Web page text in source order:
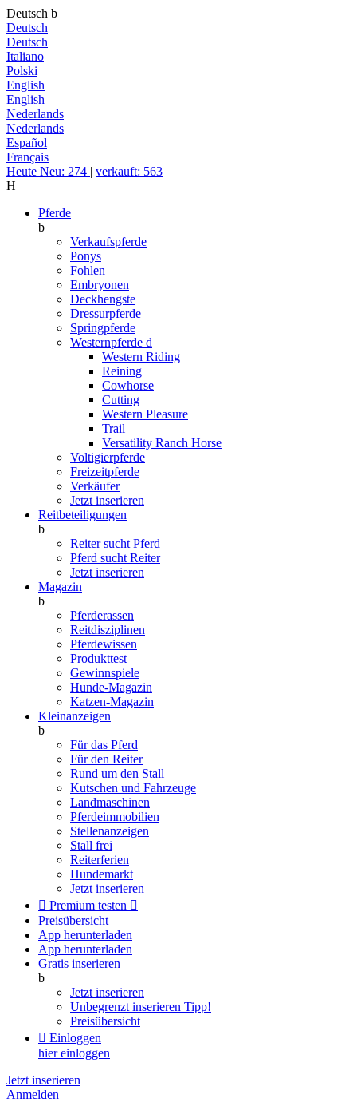
Deutsch b
Deutsch
Deutsch
Italiano
Polski
English
English
Nederlands
Nederlands
Español
Français
Heute Neu: 274 | verkauft: 563
H
Pferde
b
Verkaufspferde
Ponys
Fohlen
Embryonen
Deckhengste
Dressurpferde
Springpferde
Westernpferde d
Western Riding
Reining
Cowhorse
Cutting
Western Pleasure
Trail
Versatility Ranch Horse
Voltigierpferde
Freizeitpferde
Verkäufer
Jetzt inserieren
Reitbeteiligungen
b
Reiter sucht Pferd
Pferd sucht Reiter
Jetzt inserieren
Magazin
b
Pferderassen
Reitdisziplinen
Pferdewissen
Produkttest
Gewinnspiele
Hunde-Magazin
Katzen-Magazin
Kleinanzeigen
b
Für das Pferd
Für den Reiter
Rund um den Stall
Kutschen und Fahrzeuge
Landmaschinen
Pferdeimmobilien
Stellenanzeigen
Stall frei
Reiterferien
Hundemarkt
Jetzt inserieren
 Premium testen 
Preisübersicht
App herunterladen
App herunterladen
Gratis inserieren
b
Jetzt inserieren
Unbegrenzt inserieren Tipp!
Preisübersicht
 Einloggen
hier einloggen
Jetzt inserieren
Anmelden